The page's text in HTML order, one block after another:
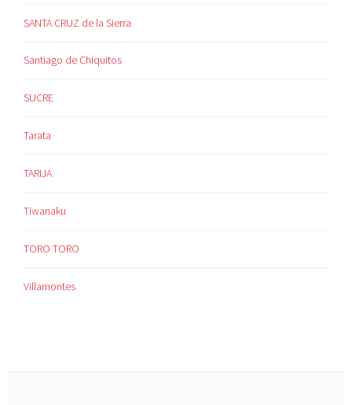
SANTA CRUZ de la Sierra
Santiago de Chiquitos
SUCRE
Tarata
TARIJA
Tiwanaku
TORO TORO
Villamontes